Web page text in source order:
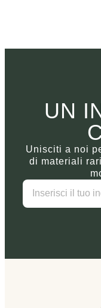
UN
Unisciti a noi
di materiali